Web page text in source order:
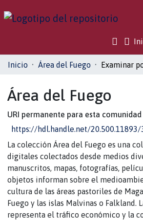
Comunidades
Inicio Área del Fuego Examinar
Área del Fuego
URI permanente para esta comunidad
https://hdl.handle.net/20.500.11893/
La colección Área del Fuego es una
digitales colectados desde medios
manuscritos, mapas, fotografías,
objetos informan sobre el
cultura de las áreas pastoriles de
Fuego y las islas Malvinas o Falkland.
representa el tráfico económico y la